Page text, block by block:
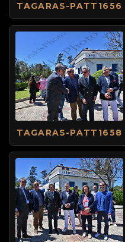
TAGARAS-PATT1656
TAGARAS-PATT1658